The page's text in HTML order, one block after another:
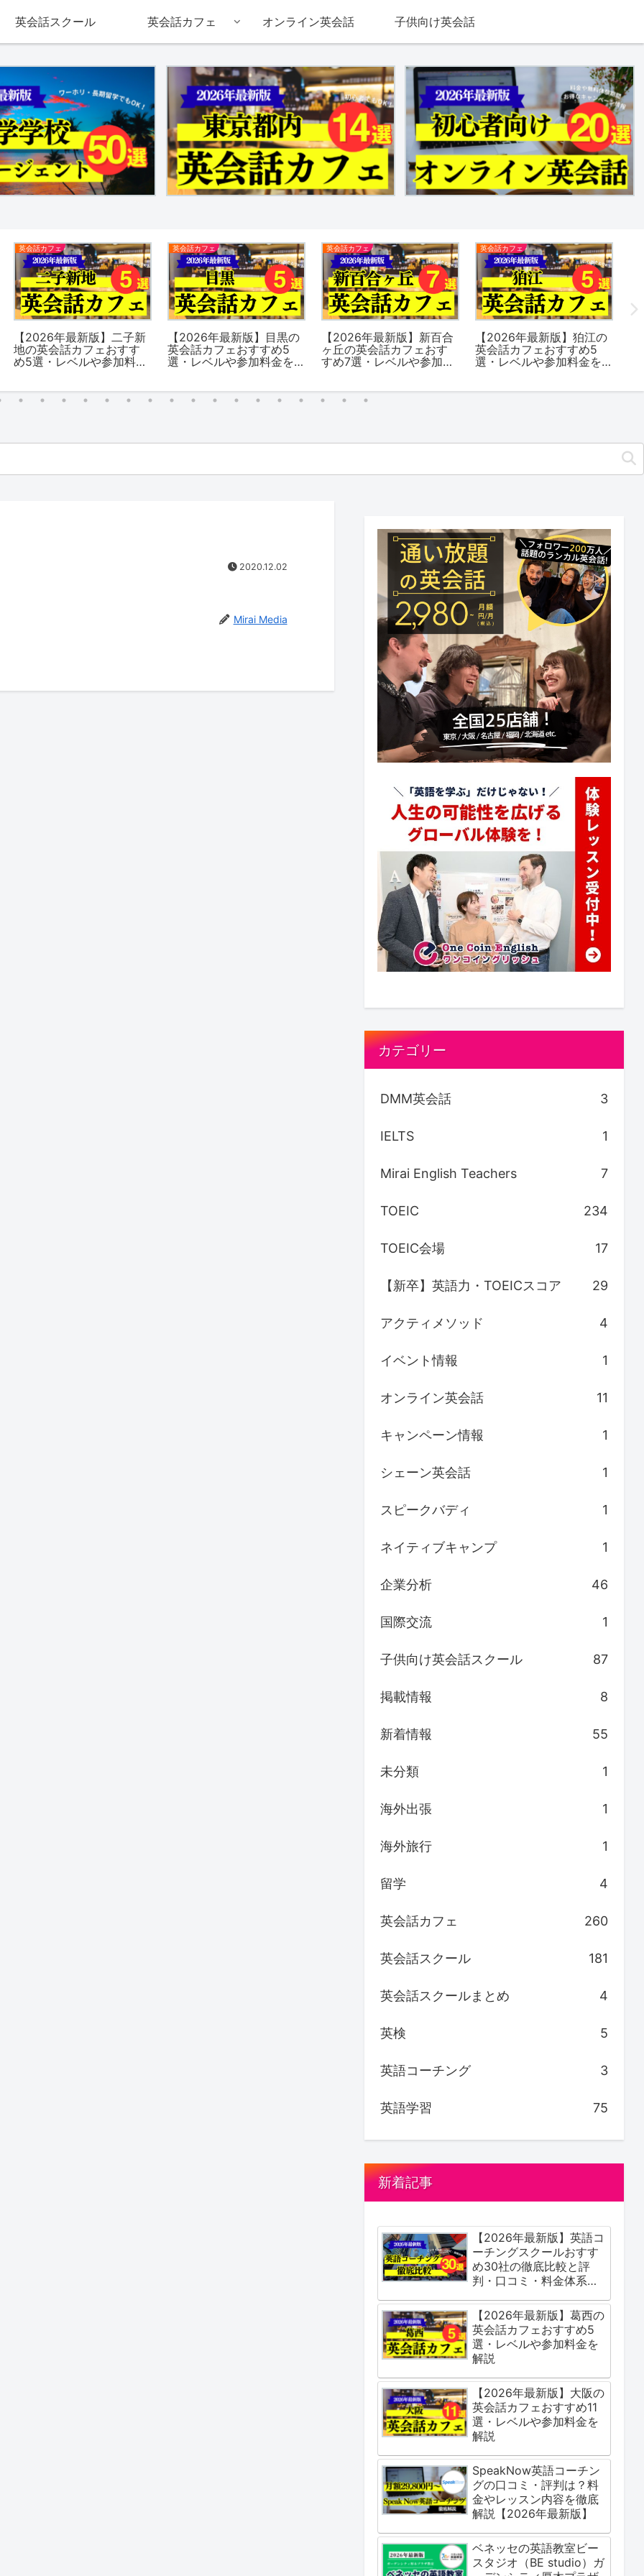
英会話スクール 英会話カフェ オンライン英会話 子供向け英会話
英会話カフェ
【2026年最新版】二子新
地の英会話カフェおすす
め5選・レベルや参加料金
英会話カフェ
【2026年最新版】目黒の
英会話カフェおすすめ5
選・レベルや参加料金を
英会話カフェ
【2026年最新版】新百合
ヶ丘の英会話カフェおす
すめ7選・レベルや参加料
英会話カフェ
【2026年最新版】狛江の
英会話カフェおすすめ5
選・レベルや参加料金を
2020.12.02
Mirai Media
カテゴリー
DMM英会話 3
IELTS 1
Mirai English Teachers 7
TOEIC 234
TOEIC会場 17
【新卒】英語力・TOEICスコア 29
アクティメソッド 4
イベント情報 1
オンライン英会話 11
キャンペーン情報 1
シェーン英会話 1
スピークバディ 1
ネイティブキャンプ 1
企業分析 46
国際交流 1
子供向け英会話スクール 87
掲載情報 8
新着情報 55
未分類 1
海外出張 1
海外旅行 1
留学 4
英会話カフェ 260
英会話スクール 181
英会話スクールまとめ 4
英検 5
英語コーチング 3
英語学習 75
新着記事
【2026年最新版】英語コ
ーチングスクールおすす
め30社の徹底比較と評
判・口コミ・料金体系を
【2026年最新版】葛西の
英会話カフェおすすめ5
選・レベルや参加料金を
解説
【2026年最新版】大阪の
英会話カフェおすすめ11
選・レベルや参加料金を
解説
SpeakNow英語コーチン
グの口コミ・評判は？料
金やレッスン内容を徹底
解説【2026年最新版】
ベネッセの英語教室ビー
スタジオ（BE studio）ガ